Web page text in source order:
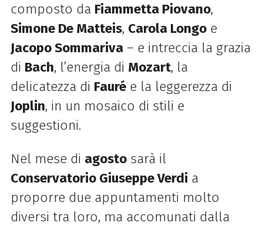
composto da Fiammetta Piovano,
Simone De Matteis, Carola Longoe
Jacopo Sommariva– e intreccia la grazia
di Bach, l’energia di Mozart, la
delicatezza di Faurée la leggerezza di
Joplin, in un mosaico di stili e
suggestioni.
Nel mese di agostosarà il
Conservatorio Giuseppe Verdi a
proporre due appuntamenti molto
diversi tra loro, ma accomunati dalla